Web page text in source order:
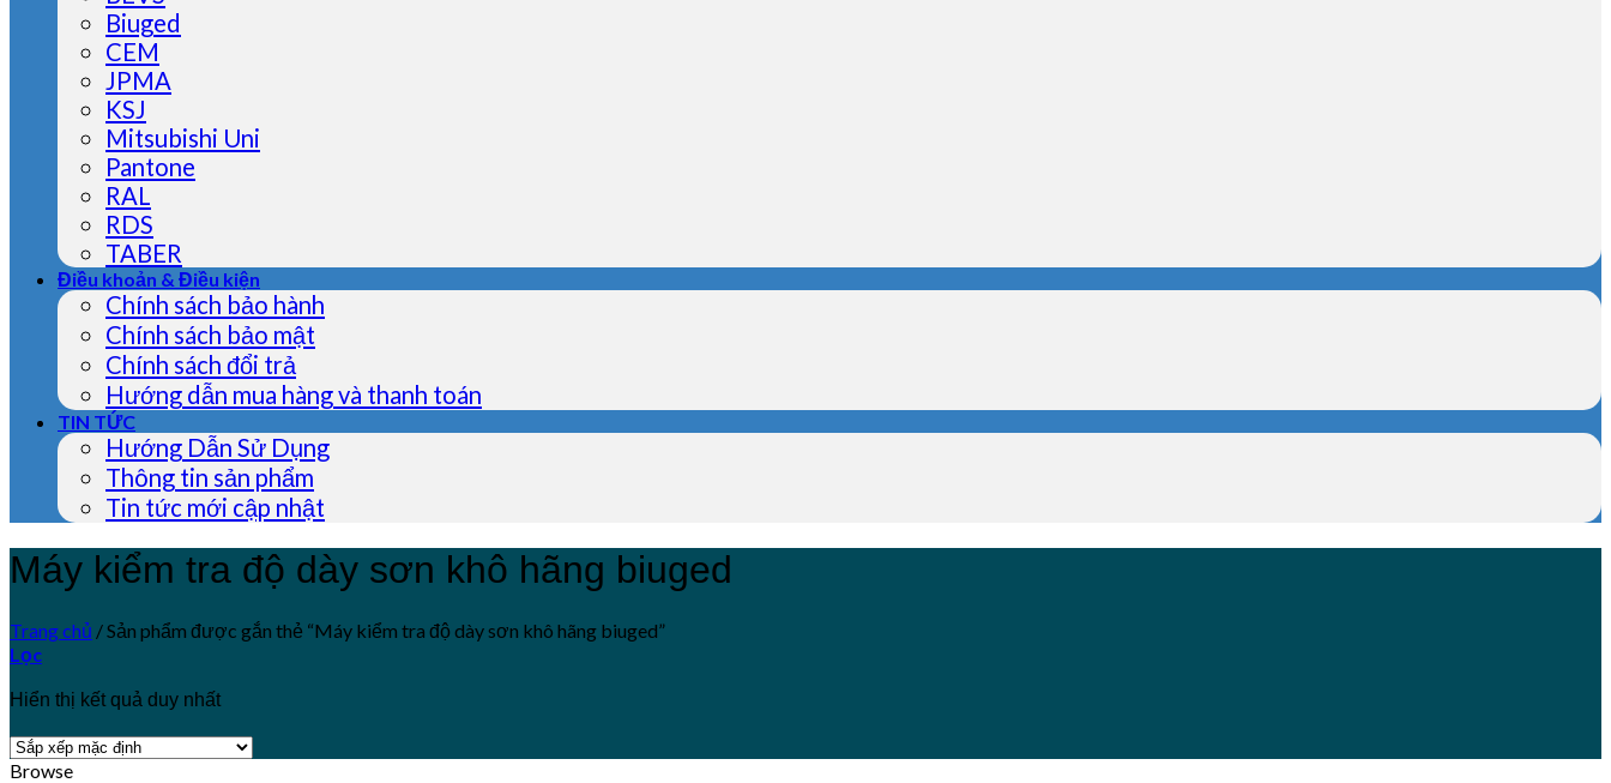
Biuged
CEM
JPMA
KSJ
Mitsubishi Uni
Pantone
RAL
RDS
TABER
Điều khoản & Điều kiện
Chính sách bảo hành
Chính sách bảo mật
Chính sách đổi trả
Hướng dẫn mua hàng và thanh toán
TIN TỨC
Hướng Dẫn Sử Dụng
Thông tin sản phẩm
Tin tức mới cập nhật
Máy kiểm tra độ dày sơn khô hãng biuged
Trang chủ /Sản phẩm được gắn thẻ “Máy kiểm tra độ dày sơn khô hãng biuged”
Lọc
Hiển thị kết quả duy nhất
Browse